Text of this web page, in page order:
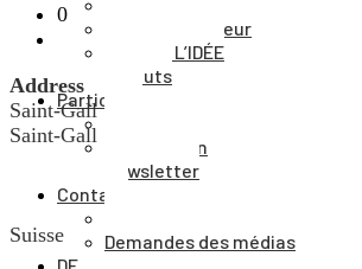
Comité directeur
Journal L’IDÉE
Statuts
Participer
Faire un don
Newsletter
Contact
Demandes des médias
0
Address
Saint-Gall
Saint-Gall
Suisse